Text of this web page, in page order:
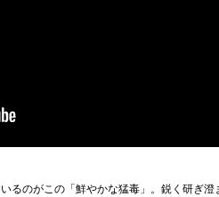
るのがこの「鮮やかな猛毒」。鋭く研ぎ